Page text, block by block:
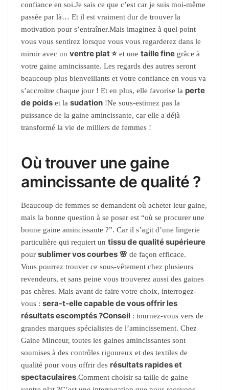
confiance en soi.Je sais ce que c’est car je suis moi-même
passée par là… Et il est vraiment dur de trouver la
motivation pour s’entraîner.Mais imaginez à quel point
vous vous sentirez lorsque vous vous regarderez dans le
miroir avec un ventre plat ⭐ et une taille fine grâce à
votre gaine amincissante. Les regards des autres seront
beaucoup plus bienveillants et votre confiance en vous va
s’accroitre chaque jour ! Et en plus, elle favorise la perte
de poids et la sudation !Ne sous-estimez pas la
puissance de la gaine amincissante, car elle a déjà
transformé la vie de milliers de femmes !
Où trouver une gaine
amincissante de qualité ?
Beaucoup de femmes se demandent où acheter leur gaine,
mais la bonne question à se poser est “où se procurer une
bonne gaine amincissante ?”. Car il s’agit d’une lingerie
particulière qui requiert un tissu de qualité supérieure
pour sublimer vos courbes 🌸 de façon efficace.
Vous pourrez trouver ce sous-vêtement chez plusieurs
revendeurs, et sans peine vous trouverez aussi des gaines
pas chères. Mais avant de faire votre choix, interrogez-
vous : sera-t-elle capable de vous offrir les
résultats escomptés ?Conseil : tournez-vous vers de
grandes marques spécialistes de l’amincissement. Chez
Gaine Minceur, toutes les gaines amincissantes sont
soumises à des contrôles rigoureux et des textiles de
qualité pour vous offrir des résultats rapides et
spectaculaires.Comment choisir sa taille de gaine